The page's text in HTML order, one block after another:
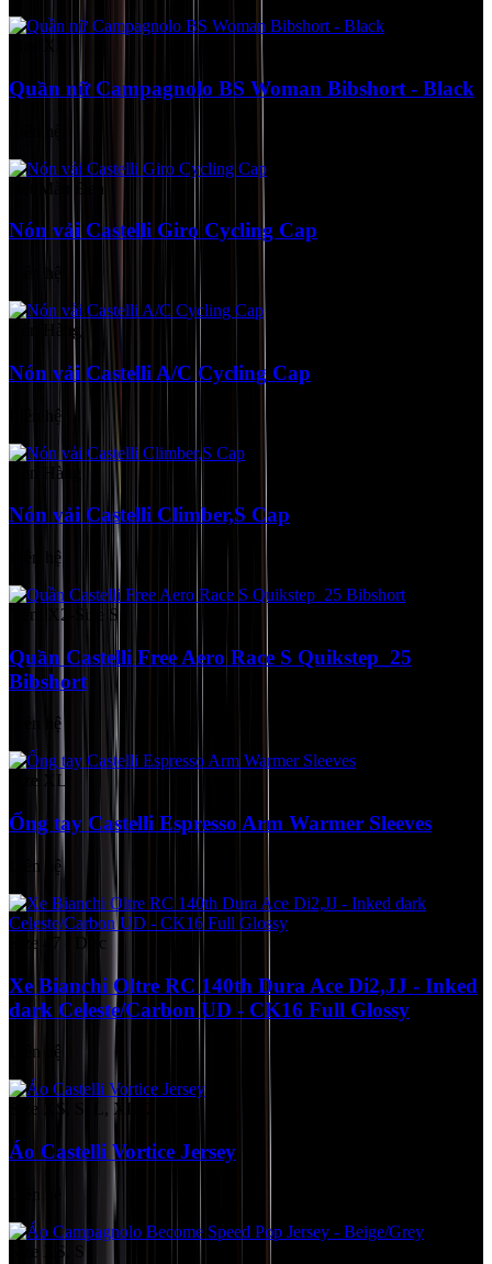
Size XL
Quần nữ Campagnolo BS Woman Bibshort - Black
Liên hệ
Hết Màu Đen
Nón vải Castelli Giro Cycling Cap
Liên hệ
Còn Hàng
Nón vải Castelli A/C Cycling Cap
Liên hệ
Còn Hàng
Nón vải Castelli Climber,S Cap
Liên hệ
Yếm X2-Size S
Quần Castelli Free Aero Race S Quikstep_25
Bibshort
Liên hệ
Size XL
Ống tay Castelli Espresso Arm Warmer Sleeves
Liên hệ
Size 47 - Disc
Xe Bianchi Oltre RC 140th Dura Ace Di2,JJ - Inked
dark Celeste/Carbon UD - CK16 Full Glossy
Liên hệ
Size XS, S, L, XL, 2XL
Áo Castelli Vortice Jersey
Liên hệ
Size XS, S